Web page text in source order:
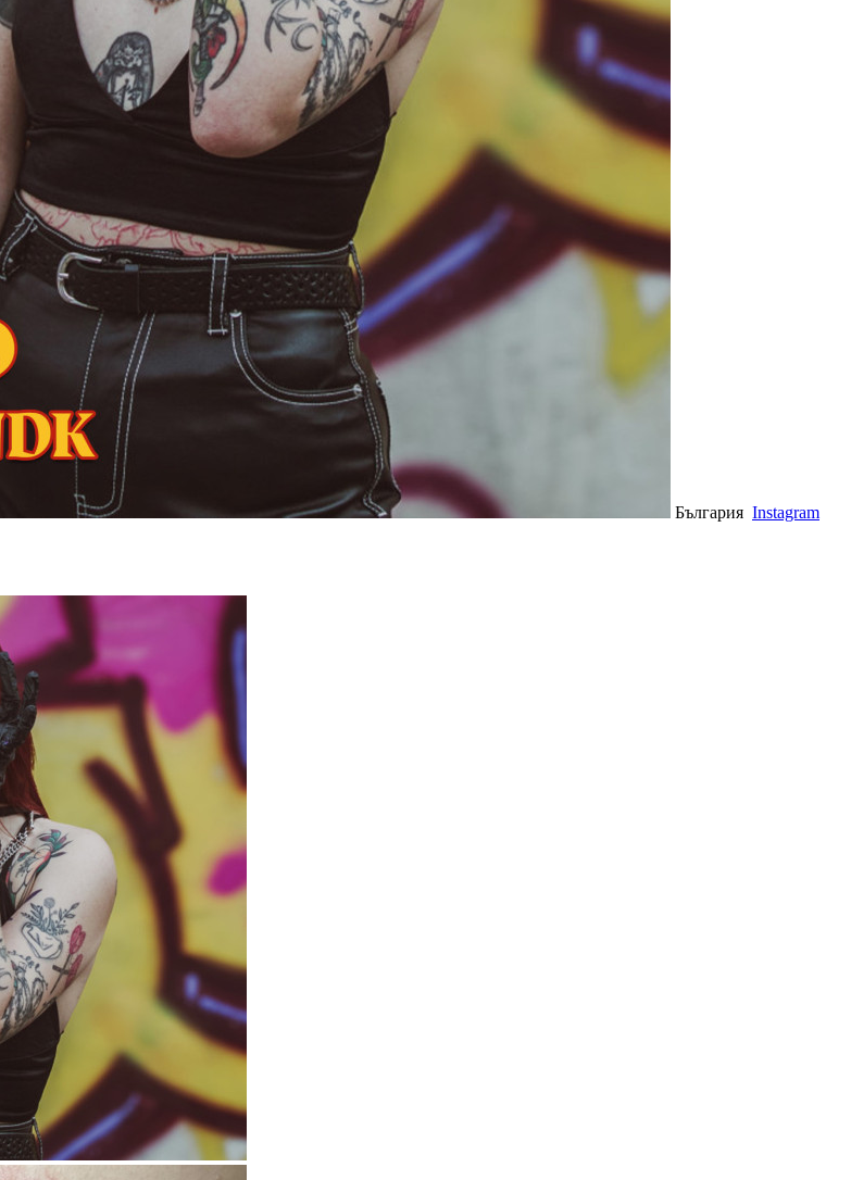
България Instagram